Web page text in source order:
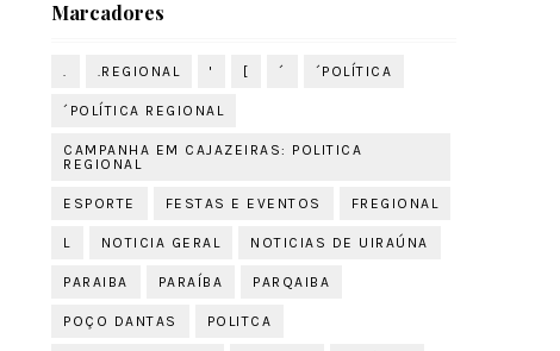
Marcadores
. .REGIONAL ' [ ´ ´POLÍTICA
´POLÍTICA REGIONAL
CAMPANHA EM CAJAZEIRAS: POLITICA
REGIONAL
ESPORTE FESTAS E EVENTOS FREGIONAL
L NOTICIA GERAL NOTICIAS DE UIRAÚNA
PARAIBA PARAÍBA PARQAIBA
POÇO DANTAS POLITCA